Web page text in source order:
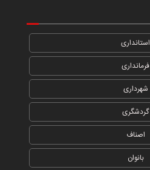
استانداری
فرمانداری
شهرداری
گردشگری
اصناف
بانوان